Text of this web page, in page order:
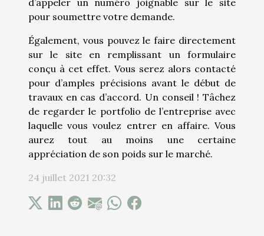
pour soumettre votre demande.
Également, vous pouvez le faire directement
sur le site en remplissant un formulaire
conçu à cet effet. Vous serez alors contacté
pour d’amples précisions avant le début de
travaux en cas d’accord. Un conseil ! Tâchez
de regarder le portfolio de l’entreprise avec
laquelle vous voulez entrer en affaire. Vous
aurez tout au moins une certaine
appréciation de son poids sur le marché.
24 juillet 2021 20:32